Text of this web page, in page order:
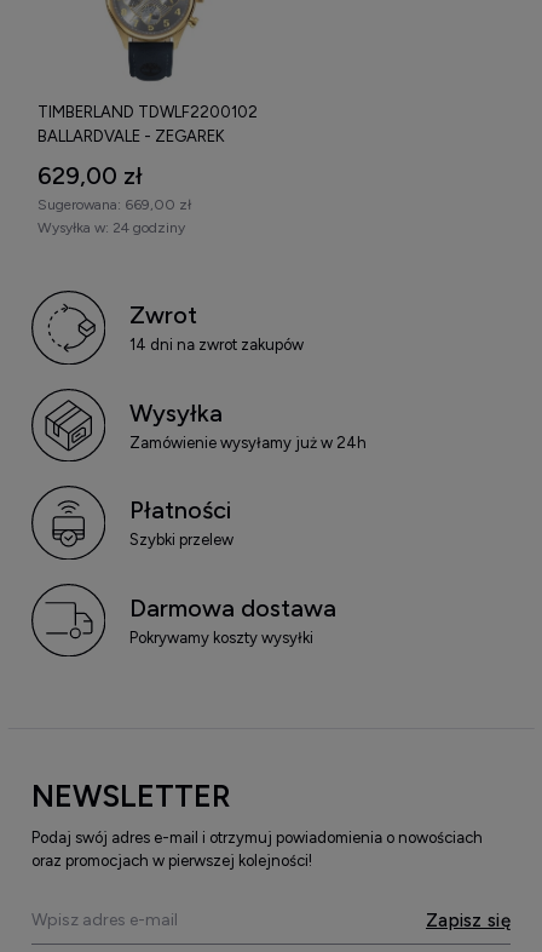
TIMBERLAND TDWLF2200102
BALLARDVALE - ZEGAREK
629,00 zł
Wysyłka w: 24 godziny
Sugerowana: 669,00 zł
Zwrot
14 dni na zwrot zakupów
Wysyłka
Zamówienie wysyłamy już w 24h
Płatności
Szybki przelew
Darmowa dostawa
Pokrywamy koszty wysyłki
NEWSLETTER
Podaj swój adres e-mail i otrzymuj powiadomienia o nowościach
oraz promocjach w pierwszej kolejności!
Zapisz się